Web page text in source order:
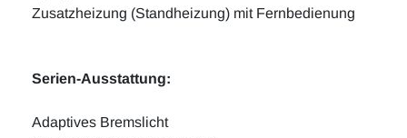
Zusatzheizung (Standheizung) mit Fernbedienung
Serien-Ausstattung:
Adaptives Bremslicht